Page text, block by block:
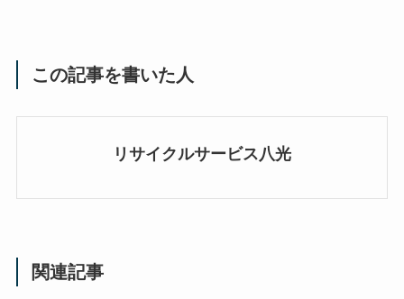
この記事を書いた人
リサイクルサービス八光
関連記事